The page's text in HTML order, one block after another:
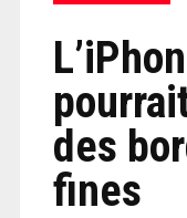
des
fines